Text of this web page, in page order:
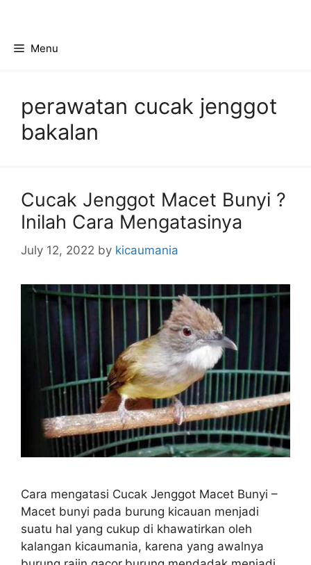
contentMenu
perawatan cucak jenggot
bakalan
Cucak Jenggot Macet Bunyi ?
Inilah Cara Mengatasinya
July 12, 2022 by kicaumania
Cara mengatasi Cucak Jenggot Macet Bunyi –
Macet bunyi pada burung kicauan menjadi
suatu hal yang cukup di khawatirkan oleh
kalangan kicaumania, karena yang awalnya